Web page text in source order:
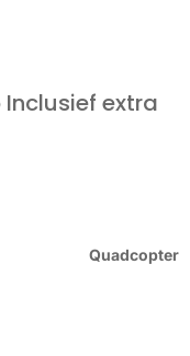
extra
Quadcopter